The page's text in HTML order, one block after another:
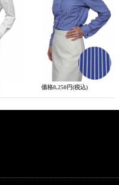
価格8,250円(税込)